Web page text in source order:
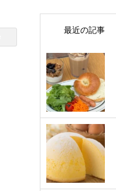
最近の記事